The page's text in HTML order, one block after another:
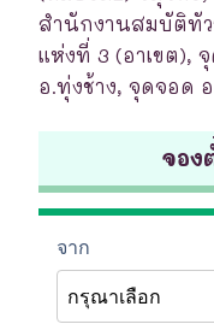
สำนักงานสมบัติทัว
แห่งที่ 3 (อาเขต),
อ.ทุ่งช้าง, จุดจอด
จอง